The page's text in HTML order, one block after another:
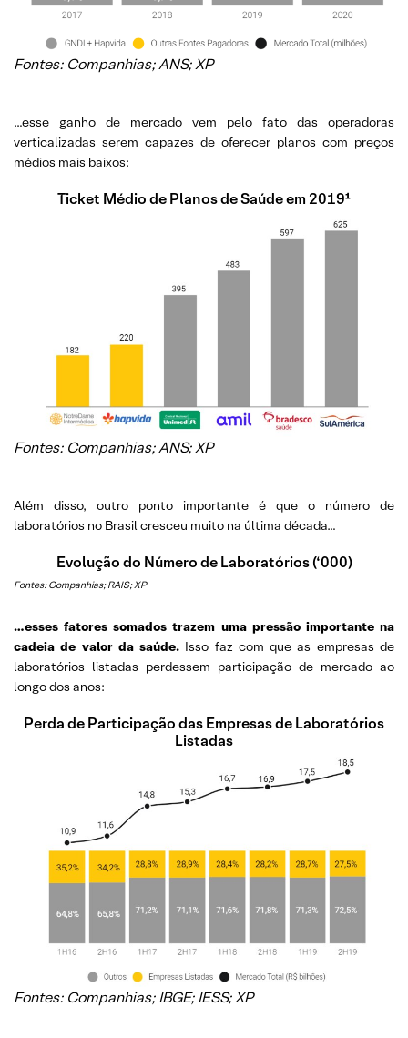
Fontes: Companhias; ANS; XP
…esse ganho de mercado vem pelo fato das operadoras
verticalizadas serem capazes de oferecer planos com preços
médios mais baixos:
Ticket Médio de Planos de Saúde em 2019¹
Fontes: Companhias; ANS; XP
Além disso, outro ponto importante é que o número de
laboratórios no Brasil cresceu muito na última década…
Evolução do Número de Laboratórios (‘000)
Fontes: Companhias; RAIS; XP
…esses fatores somados trazem uma pressão importante na
cadeia de valor da saúde. Isso faz com que as empresas de
laboratórios listadas perdessem participação de mercado ao
longo dos anos:
Perda de Participação das Empresas de Laboratórios
Listadas
Fontes: Companhias; IBGE; IESS; XP